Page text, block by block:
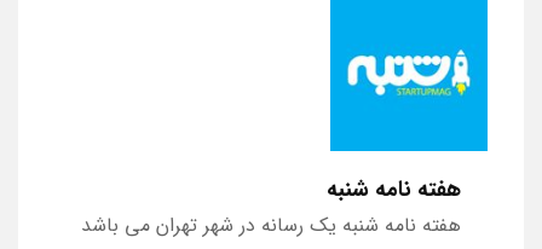
هفته نامه شنبه
هفته نامه شنبه یک رسانه در شهر تهران می باشد